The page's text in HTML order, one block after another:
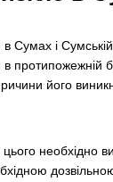
Сумах і
протипожежній
його
необхідно